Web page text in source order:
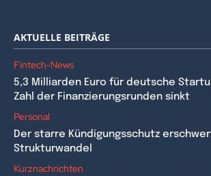
AKTUELLE BEITRÄGE
Fintech-News
5,3 Milliarden Euro für deutsche
Zahl der Finanzierungsrunden sinkt
Personal
Der starre Kündigungsschutz
Strukturwandel
Kurznachrichten